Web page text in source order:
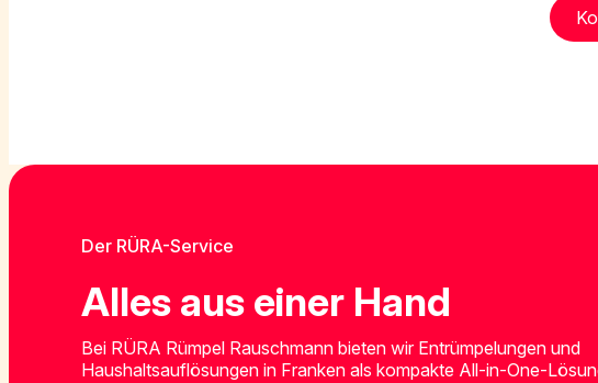
Der RÜRA-Service
Alles aus einer Hand
Bei RÜRA Rümpel Rauschmann bieten wir Entrümpelungen und
Haushaltsauflösungen in Franken als kompakte All-in-One-